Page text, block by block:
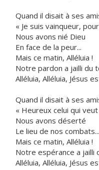
Quand il disait à ses
« Je suis vainqueur,
Nous avons nié Dieu
En face de la peur...
Mais ce matin, Alléluia !
Notre pardon a jailli du
Alléluia, Alléluia, Jésus
Quand il disait à ses
« Heureux celui qui veut
Nous avons déserté
Le lieu de nos combats...
Mais ce matin, Alléluia !
Notre espérance a jailli
Alléluia, Alléluia, Jésus